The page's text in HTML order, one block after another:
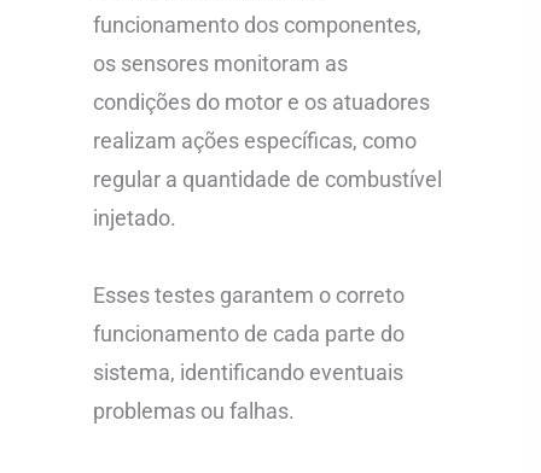
funcionamento dos componentes,
os sensores monitoram as
condições do motor e os atuadores
realizam ações específicas, como
regular a quantidade de combustível
injetado.
Esses testes garantem o correto
funcionamento de cada parte do
sistema, identificando eventuais
problemas ou falhas.